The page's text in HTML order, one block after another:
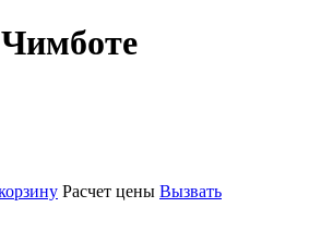
Расчет цены Вызвать